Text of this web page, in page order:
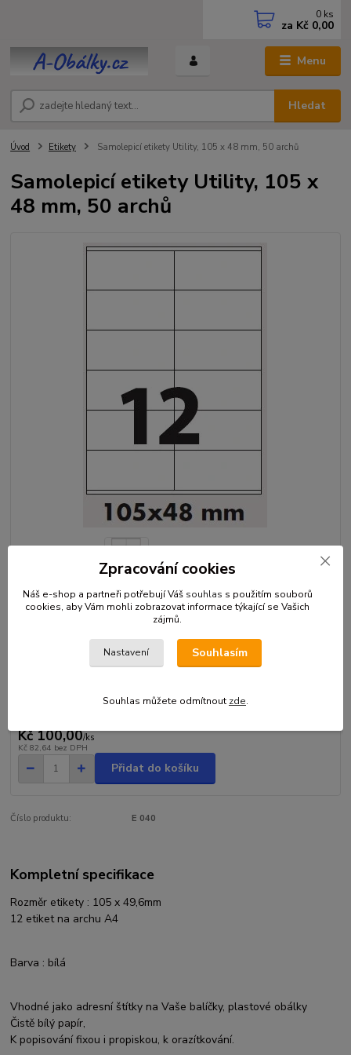
Menu
Hledat
0 ks
za Kč 0,00
Úvod Etikety Samolepicí etikety Utility, 105 x 48 mm, 50 archů
Samolepicí etikety Utility, 105 x
48 mm, 50 archů
Rozměr etikety : 105 x 49,6mm12 etiket na archu A4 Barva : bílá Vhodné
popisování fixou i propiskou, k orazítkování.celý popis
Kč 100,00/ks
Kč 82,64 bez DPH
Přidat do košíku
Číslo produktu: E 040
Kompletní specifikace
Rozměr etikety : 105 x 49,6mm
12 etiket na archu A4
Barva : bílá
Vhodné jako adresní štítky na Vaše balíčky, plastové obálky
Čistě bílý papír,
K popisování fixou i propiskou, k orazítkování.
Zpracování cookies
Náš e-shop a partneři potřebují Váš souhlas s použitím souborů
cookies, aby Vám mohli zobrazovat informace týkající se Vašich
zájmů.
Nastavení Souhlasím
Souhlas můžete odmítnout zde.